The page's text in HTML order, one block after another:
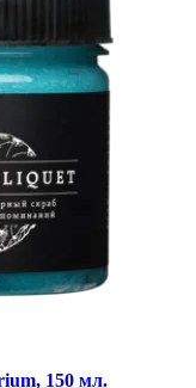
150 мл.